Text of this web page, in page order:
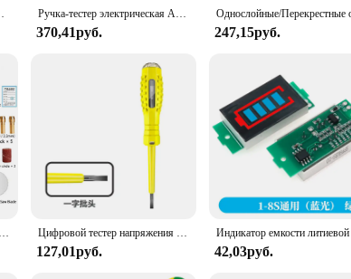
тока Инструмент для измерения напряжения Ручка-тестер электрическая ANENG B05 с индикатором, 2 шт.
370,41руб. 247,15руб.
USB электрическая дрель мини электрическая шлифовальная переменная скорость вращающийся инструмент сверло гравировальная ручка DIY фрезерный инструмент для полировки Цифровой тестер напряжения перо AC Бесконтактный индукционный тестер карандаш вольтметр детектор мощности индикатор электрической отвертки
127,01руб. 42,03руб.